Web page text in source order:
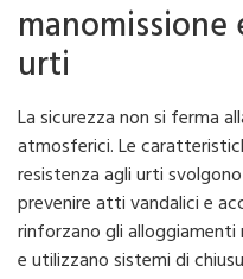
urti
La sicurezza non si ferma
atmosferici. Le
resistenza agli urti
prevenire atti vandalici e
rinforzano gli
e utilizzano sistemi di